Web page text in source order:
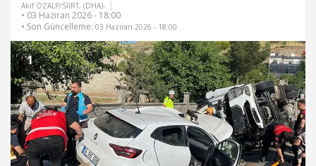
Akif ÖZALP/SİİRT, (DHA)-
• 03 Haziran 2026 - 18:00
• Son Güncelleme: 03 Haziran 2026 - 18:00
1